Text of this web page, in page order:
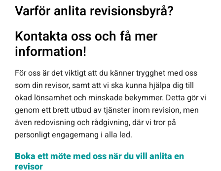
Varför anlita revisionsbyrå?
Kontakta oss och få mer
information!
För oss är det viktigt att du känner trygghet med oss
som din revisor, samt att vi ska kunna hjälpa dig till
ökad lönsamhet och minskade bekymmer. Detta gör vi
genom ett brett utbud av tjänster inom revision, men
även redovisning och rådgivning, där vi tror på
personligt engagemang i alla led.
Boka ett möte med oss när du vill anlita en
revisor